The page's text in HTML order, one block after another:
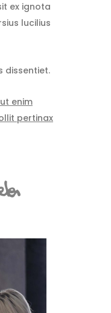
ex ignota
lucilius
dissentiet.
enim
pertinax